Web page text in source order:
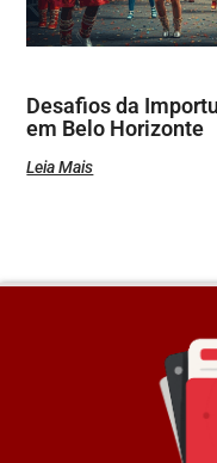
Desafios da
em Belo Horizonte
Leia Mais